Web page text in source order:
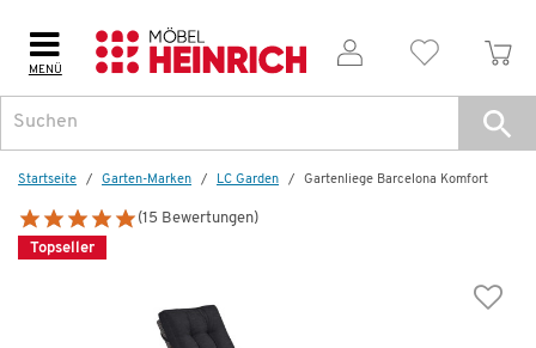
MENÜ
Startseite Garten-Marken LC Garden Gartenliege Barcelona Komfort
(15 Bewertungen)
Topseller
Weitere Artikel aus der Serie